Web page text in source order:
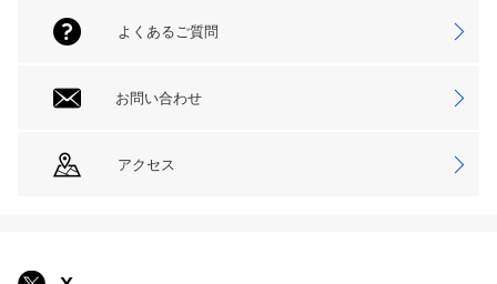
よくあるご質問
お問い合わせ
アクセス